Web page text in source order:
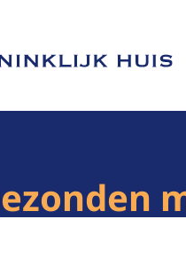
Huis